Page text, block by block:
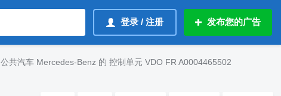
登录 / 注册 发布您的广告
公共汽车 Mercedes-Benz 的 控制单元 VDO FR A0004465502